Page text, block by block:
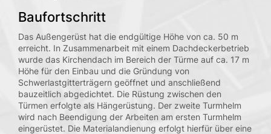
Baufortschritt
Das Außengerüst hat die endgültige Höhe von ca. 50 m
erreicht. In Zusammenarbeit mit einem Dachdeckerbetrieb
wurde das Kirchendach im Bereich der Türme auf ca. 17 m
Höhe für den Einbau und die Gründung von
Schwerlastgitterträgern geöffnet und anschließend
bauzeitlich abgedichtet. Die Rüstung zwischen den
Türmen erfolgte als Hängerüstung. Der zweite Turmhelm
wird nach Beendigung der Arbeiten am ersten Turmhelm
eingerüstet. Die Materialandienung erfolgt hierfür über eine